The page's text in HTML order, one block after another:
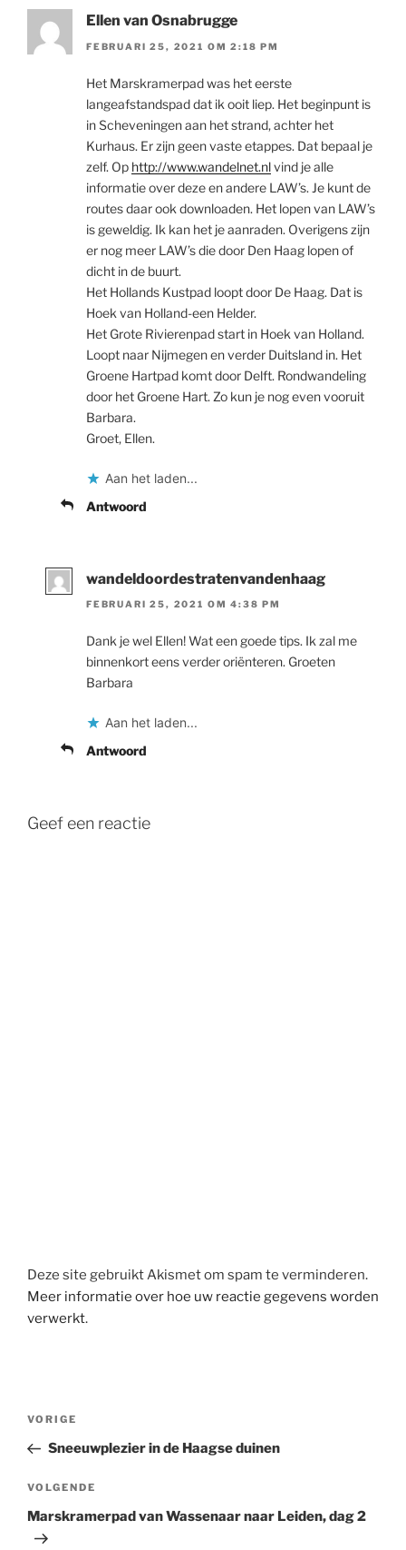
Ellen van Osnabrugge
FEBRUARI 25, 2021 OM 2:18 PM
Het Marskramerpad was het eerste
langeafstandspad dat ik ooit liep. Het beginpunt is
in Scheveningen aan het strand, achter het
Kurhaus. Er zijn geen vaste etappes. Dat bepaal je
zelf. Op http://www.wandelnet.nlvind je alle
informatie over deze en andere LAW’s. Je kunt de
routes daar ook downloaden. Het lopen van LAW’s
is geweldig. Ik kan het je aanraden. Overigens zijn
er nog meer LAW’s die door Den Haag lopen of
dicht in de buurt.
Het Hollands Kustpad loopt door De Haag. Dat is
Hoek van Holland-een Helder.
Het Grote Rivierenpad start in Hoek van Holland.
Loopt naar Nijmegen en verder Duitsland in. Het
Groene Hartpad komt door Delft. Rondwandeling
door het Groene Hart. Zo kun je nog even vooruit
Barbara.
Groet, Ellen.
Aan het laden...
Antwoord
wandeldoordestratenvandenhaag
FEBRUARI 25, 2021 OM 4:38 PM
Dank je wel Ellen! Wat een goede tips. Ik zal me
binnenkort eens verder oriënteren. Groeten
Barbara
Aan het laden...
Antwoord
Geef een reactie
Deze site gebruikt Akismet om spam te verminderen.
Meer informatie over hoe uw reactie gegevens worden
verwerkt.
Berichtnavigatie
Vorig
bericht
VORIGE
Sneeuwplezier in de Haagse duinen
Volgend
bericht
VOLGENDE
Marskramerpad van Wassenaar naar Leiden, dag 2